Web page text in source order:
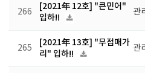
266
[2021年 12호] "큰민어"
입하!!
관
265
[2021年 13호] "무점매가
리" 입하!!
관